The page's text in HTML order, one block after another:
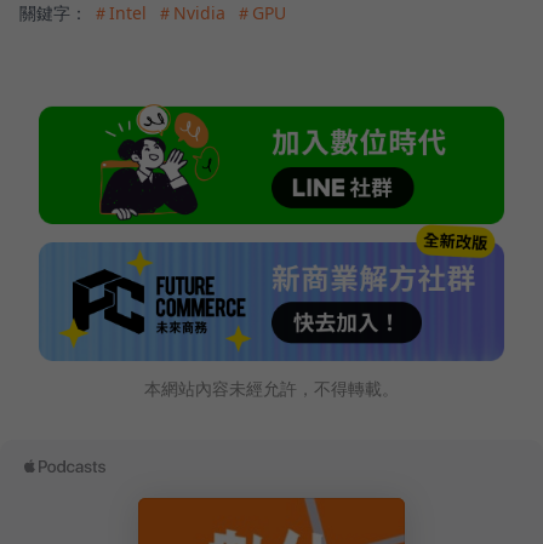
關鍵字： ＃Intel ＃Nvidia ＃GPU
本網站內容未經允許，不得轉載。